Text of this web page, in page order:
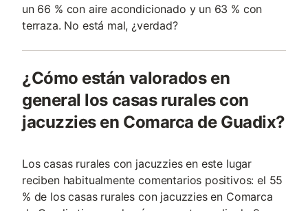
un 66 % con aire acondicionado y un 63 % con
terraza. No está mal, ¿verdad?
¿Cómo están valorados en
general los casas rurales con
jacuzzies en Comarca de Guadix?
Los casas rurales con jacuzzies en este lugar
reciben habitualmente comentarios positivos: el 55
% de los casas rurales con jacuzzies en Comarca